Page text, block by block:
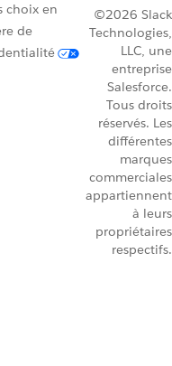
choix en
de
©2026 Slack
Technologies,
LLC, une
entreprise
Salesforce.
Tous droits
réservés. Les
différentes
marques
commerciales
appartiennent
à leurs
propriétaires
respectifs.